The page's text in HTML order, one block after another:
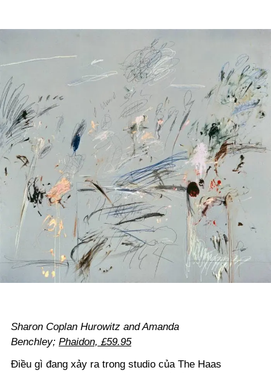
Sharon Coplan Hurowitz and Amanda
Benchley; Phaidon, £59.95
Điều gì đang xảy ra trong studio của The Haas